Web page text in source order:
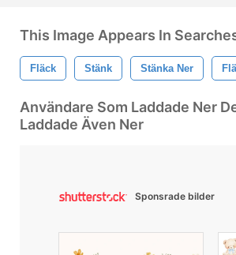
This Image Appears In
Fläck Stänk Stänka Ner
Användare Som Laddade Ner
Laddade Även Ner
Sponsrade bilder